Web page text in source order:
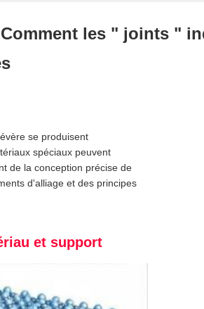
les " joints "
se produisent
spéciaux peuvent
de la conception précise de
d'alliage et des principes
et support